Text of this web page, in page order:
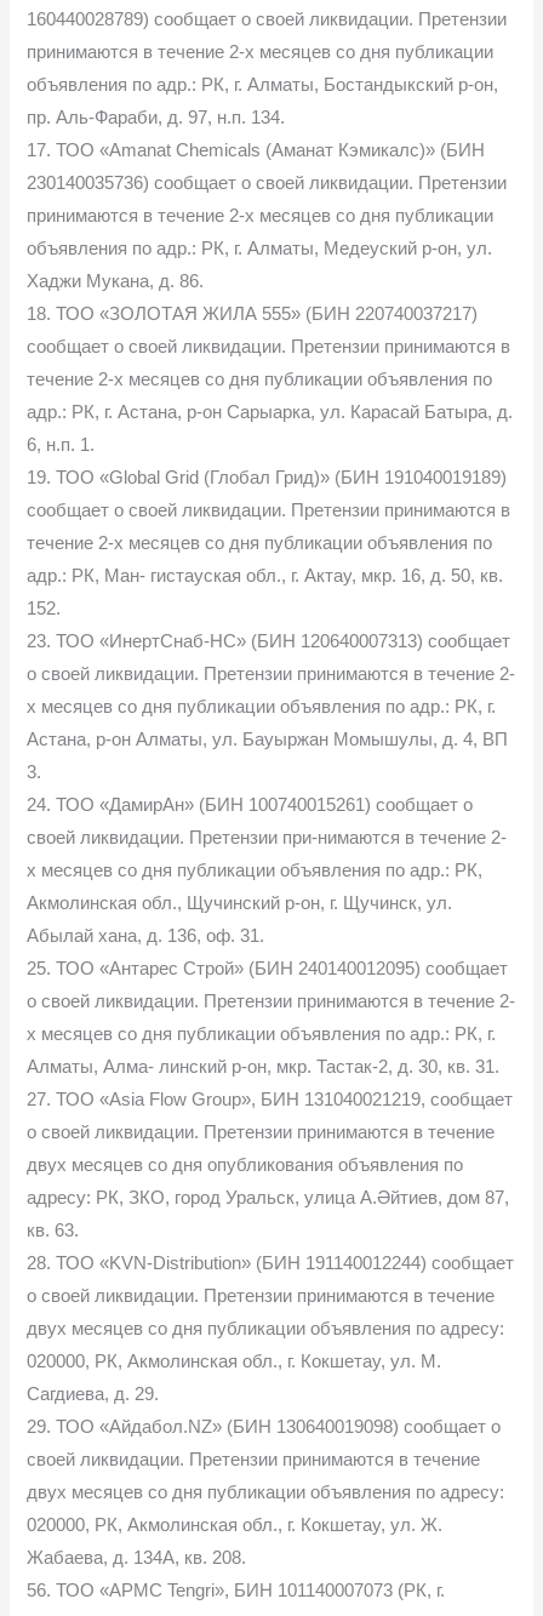
160440028789) сообщает о своей ликвидации. Претензии
принимаются в течение 2-х месяцев со дня публикации
объявления по адр.: РК, г. Алматы, Бостандыкский р-он,
пр. Аль-Фараби, д. 97, н.п. 134.
17. ТОО «Amanat Chemicals (Аманат Кэмикалс)» (БИН
230140035736) сообщает о своей ликвидации. Претензии
принимаются в течение 2-х месяцев со дня публикации
объявления по адр.: РК, г. Алматы, Медеуский р-он, ул.
Хаджи Мукана, д. 86.
18. ТОО «ЗОЛОТАЯ ЖИЛА 555» (БИН 220740037217)
сообщает о своей ликвидации. Претензии принимаются в
течение 2-х месяцев со дня публикации объявления по
адр.: РК, г. Астана, р-он Сарыарка, ул. Карасай Батыра, д.
6, н.п. 1.
19. ТОО «Global Grid (Глобал Грид)» (БИН 191040019189)
сообщает о своей ликвидации. Претензии принимаются в
течение 2-х месяцев со дня публикации объявления по
адр.: РК, Ман- гистауская обл., г. Актау, мкр. 16, д. 50, кв.
152.
23. ТОО «ИнертСнаб-НС» (БИН 120640007313) сообщает
о своей ликвидации. Претензии принимаются в течение 2-
х месяцев со дня публикации объявления по адр.: РК, г.
Астана, р-он Алматы, ул. Бауыржан Момышулы, д. 4, ВП
3.
24. ТОО «ДамирАн» (БИН 100740015261) сообщает о
своей ликвидации. Претензии при-нимаются в течение 2-
х месяцев со дня публикации объявления по адр.: РК,
Акмолинская обл., Щучинский р-он, г. Щучинск, ул.
Абылай хана, д. 136, оф. 31.
25. ТОО «Антарес Строй» (БИН 240140012095) сообщает
о своей ликвидации. Претензии принимаются в течение 2-
х месяцев со дня публикации объявления по адр.: РК, г.
Алматы, Алма- линский р-он, мкр. Тастак-2, д. 30, кв. 31.
27. ТОО «Asia Flow Group», БИН 131040021219, сообщает
о своей ликвидации. Претензии принимаются в течение
двух месяцев со дня опубликования объявления по
адресу: РК, ЗКО, город Уральск, улица А.Әйтиев, дом 87,
кв. 63.
28. ТОО «KVN-Distribution» (БИН 191140012244) сообщает
о своей ликвидации. Претензии принимаются в течение
двух месяцев со дня публикации объявления по адресу:
020000, РК, Акмолинская обл., г. Кокшетау, ул. М.
Сагдиева, д. 29.
29. ТОО «Айдабол.NZ» (БИН 130640019098) сообщает о
своей ликвидации. Претензии принимаются в течение
двух месяцев со дня публикации объявления по адресу:
020000, РК, Акмолинская обл., г. Кокшетау, ул. Ж.
Жабаева, д. 134А, кв. 208.
56. ТОО «АРМС Tengri», БИН 101140007073 (РК, г.